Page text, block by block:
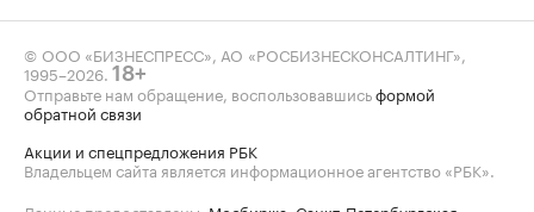
© ООО «БИЗНЕСПРЕСС», АО «РОСБИЗНЕСКОНСАЛТИНГ»,
1995–2026. 18+
Отправьте нам обращение, воспользовавшисьформой
обратной связи
Акции и спецпредложения РБК
Владельцем сайта является информационное агентство «РБК».